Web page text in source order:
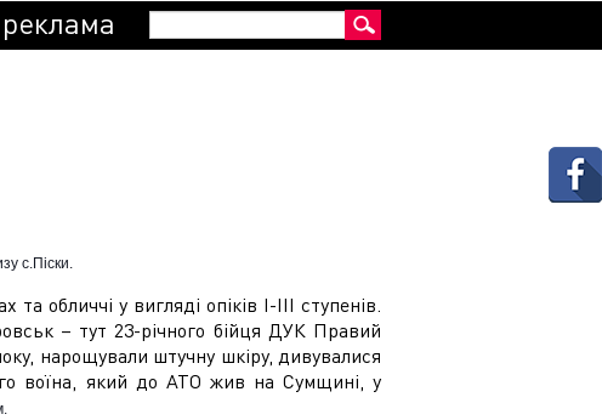
реклама Пошукова
с.Піски.
обличчі у вигляді опіків І-ІІІ ступенів.
– тут 23-річного бійця ДУК Правий
нарощували штучну шкіру, дивувалися
воїна, який до АТО жив на Сумщині, у